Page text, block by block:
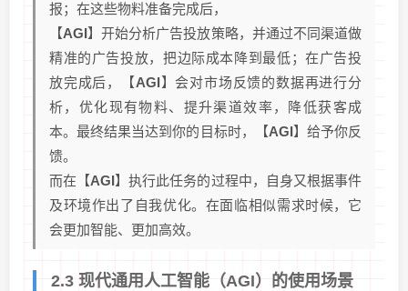
报；在这些物料准备完成后，
【AGI】开始分析广告投放策略，并通过不同渠道做
精准的广告投放，把边际成本降到最低；在广告投
放完成后，【AGI】会对市场反馈的数据再进行分
析，优化现有物料、提升渠道效率，降低获客成
本。最终结果当达到你的目标时，【AGI】给予你反
馈。
而在【AGI】执行此任务的过程中，自身又根据事件
及环境作出了自我优化。在面临相似需求时候，它
会更加智能、更加高效。
2.3 现代通用人工智能（AGI）的使用场景